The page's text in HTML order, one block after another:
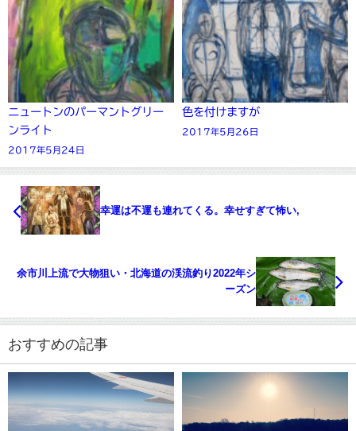
ニュートンのパーマントグリー
ンライト
2017年5月24日
色を付けますが
2017年5月26日
幸運は不運も連れてくる。幸せすぎて怖い,
余市川上流で大物狙い・北海道の渓流釣り2022年シ
ーズン
おすすめの記事